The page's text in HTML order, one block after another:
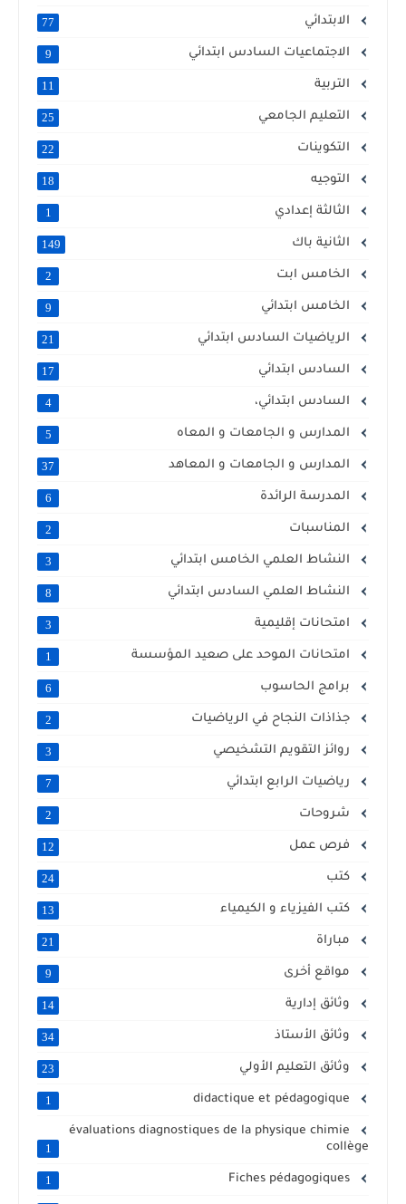
الابتدائي 77
الاجتماعيات السادس ابتدائي 9
التربية 11
التعليم الجامعي 25
التكوينات 22
التوجيه 18
الثالثة إعدادي 1
الثانية باك 149
الخامس ابت 2
الخامس ابتدائي 9
الرياضيات السادس ابتدائي 21
السادس ابتدائي 17
السادس ابتدائي، 4
المدارس و الجامعات و المعاه 5
المدارس و الجامعات و المعاهد 37
المدرسة الرائدة 6
المناسبات 2
النشاط العلمي الخامس ابتدائي 3
النشاط العلمي السادس ابتدائي 8
امتحانات إقليمية 3
امتحانات الموحد على صعيد المؤسسة 1
برامج الحاسوب 6
جذاذات النجاح في الرياضيات 2
روائز التقويم التشخيصي 3
رياضيات الرابع ابتدائي 7
شروحات 2
فرص عمل 12
كتب 24
كتب الفيزياء و الكيمياء 13
مباراة 21
مواقع أخرى 9
وثائق إدارية 14
وثائق الأستاذ 34
وثائق التعليم الأولي 23
1
évaluations diagnostiques de la physique chimie
collège
1
Fiches pédagogiques
1